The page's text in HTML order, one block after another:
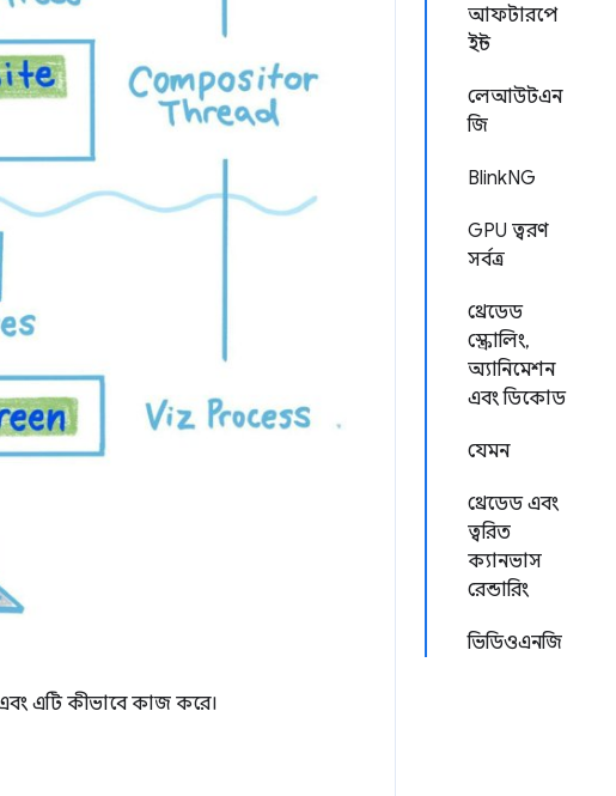
আফটারপে
ইন্ট
লেআউটএন
জি
BlinkNG
GPU ত্বরণ
সর্বত্র
থ্রেডেড
স্ক্রোলিং,
অ্যানিমেশন
এবং ডিকোড
যেমন
থ্রেডেড এবং
ত্বরিত
ক্যানভাস
রেন্ডারিং
ভিডিওএনজি
এটি কীভাবে কাজ করে।